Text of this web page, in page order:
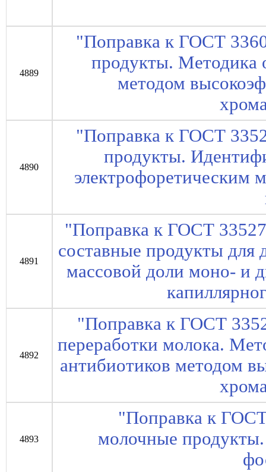
4889
"Поправка к ГОСТ
продукты. Методика
методом
4890
"Поправка к ГОСТ
продукты.
электрофоретическим
4891
"Поправка к ГОСТ
составные продукты для
массовой доли моно- и
4892
"Поправка к ГОСТ
переработки молока.
антибиотиков методом
4893
"Поправка к
молочные